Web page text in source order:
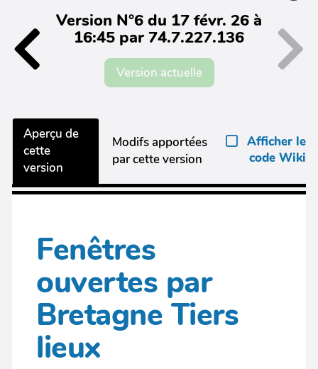
Version N°6 du 17 févr. 26 à
16:45 par 74.7.227.136
Version actuelle
Aperçu de
cette
version
Modifs apportées
par cette version
Afficher le
code Wiki
Fenêtres
ouvertes par
Bretagne Tiers
lieux